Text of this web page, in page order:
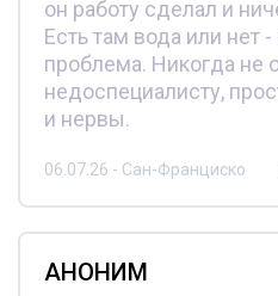
он работу сделал и
Есть там вода или нет
проблема. Никогда не
недоспециалисту,
и нервы.
06.07.26 - Сан-Франциско
АНОНИМ